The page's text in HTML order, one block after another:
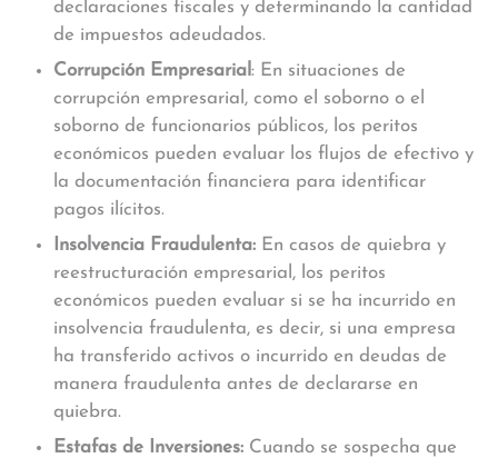
declaraciones fiscales y determinando la cantidad
de impuestos adeudados.
Corrupción Empresarial : En situaciones de
corrupción empresarial, como el soborno o el
soborno de funcionarios públicos, los peritos
económicos pueden evaluar los flujos de efectivo y
la documentación financiera para identificar
pagos ilícitos.
Insolvencia Fraudulenta: En casos de quiebra y
reestructuración empresarial, los peritos
económicos pueden evaluar si se ha incurrido en
insolvencia fraudulenta, es decir, si una empresa
ha transferido activos o incurrido en deudas de
manera fraudulenta antes de declararse en
quiebra.
Estafas de Inversiones: Cuando se sospecha que